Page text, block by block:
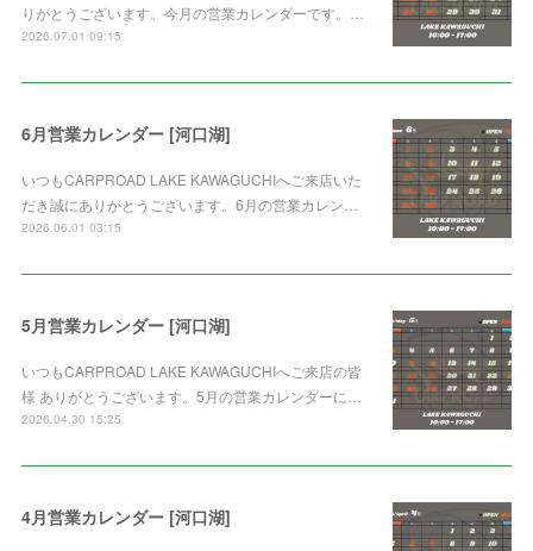
りがとうございます。今月の営業カレンダーです。…
2026.07.01 09:15
6月営業カレンダー [河口湖]
いつもCARPROAD LAKE KAWAGUCHIへご来店いた
だき誠にありがとうございます。6月の営業カレン…
2026.06.01 03:15
5月営業カレンダー [河口湖]
いつもCARPROAD LAKE KAWAGUCHIへご来店の皆
様 ありがとうございます。5月の営業カレンダーに…
2026.04.30 15:25
4月営業カレンダー [河口湖]